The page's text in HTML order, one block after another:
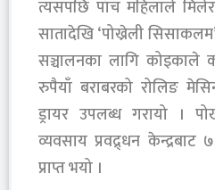
त्यसपछि पाँच महिलाले
सातादेखि ‘पोख्रेली
सञ्चालनका लागि
रुपैयाँ बराबरको रोलिङ
ड्रायर उपलब्ध गरायो ।
व्यवसाय प्रवद्र्धन
प्राप्त भयो ।